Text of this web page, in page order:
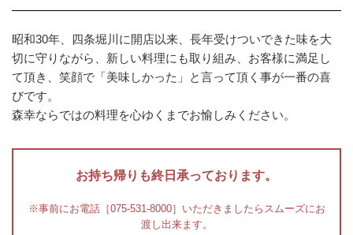
昭和30年、四条堀川に開店以来、長年受けついできた味を大
切に守りながら、新しい料理にも取り組み、お客様に満足し
て頂き、笑顔で「美味しかった」と言って頂く事が一番の喜
びです。
森幸ならではの料理を心ゆくまでお愉しみください。
お持ち帰りも終日承っております。
※事前にお電話［075-531-8000］いただきましたらスムーズにお
渡し出来ます。